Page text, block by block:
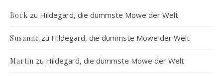
Bock zu Hildegard, die dümmste Möwe der Welt
Susanne zu Hildegard, die dümmste Möwe der Welt
Martin zu Hildegard, die dümmste Möwe der Welt